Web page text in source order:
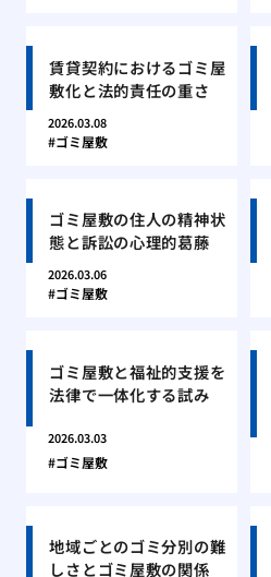
賃貸契約におけるゴミ屋
敷化と法的責任の重さ
2026.03.08
ゴミ屋敷
ゴミ屋敷の住人の精神状
態と訴訟の心理的葛藤
2026.03.06
ゴミ屋敷
ゴミ屋敷と福祉的支援を
法律で一体化する試み
2026.03.03
ゴミ屋敷
地域ごとのゴミ分別の難
しさとゴミ屋敷の関係